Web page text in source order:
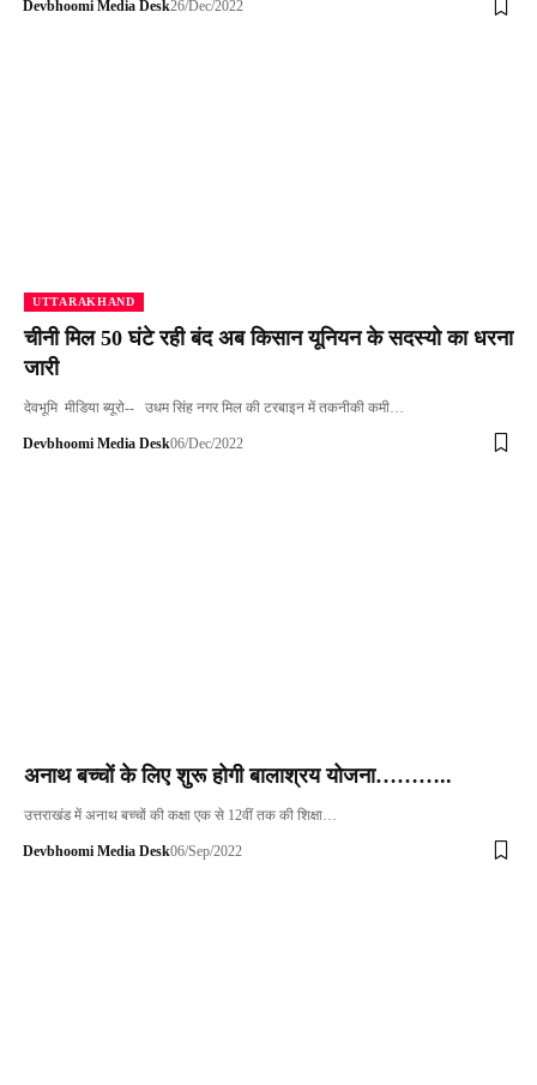
Devbhoomi Media Desk26/Dec/2022
UTTARAKHAND
चीनी मिल 50 घंटे रही बंद अब किसान यूनियन के सदस्यो का धरना
जारी
देवभूमि मीडिया ब्यूरो-- उधम सिंह नगर मिल की टरबाइन में तकनीकी कमी…
Devbhoomi Media Desk06/Dec/2022
अनाथ बच्चों के लिए शुरू होगी बालाश्रय योजना………..
उत्तराखंड में अनाथ बच्चों की कक्षा एक से 12वीं तक की शिक्षा…
Devbhoomi Media Desk06/Sep/2022